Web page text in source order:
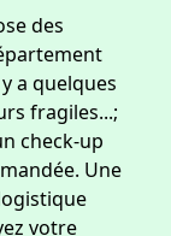
des
a quelques
fragiles...;
check-up
Une
votre